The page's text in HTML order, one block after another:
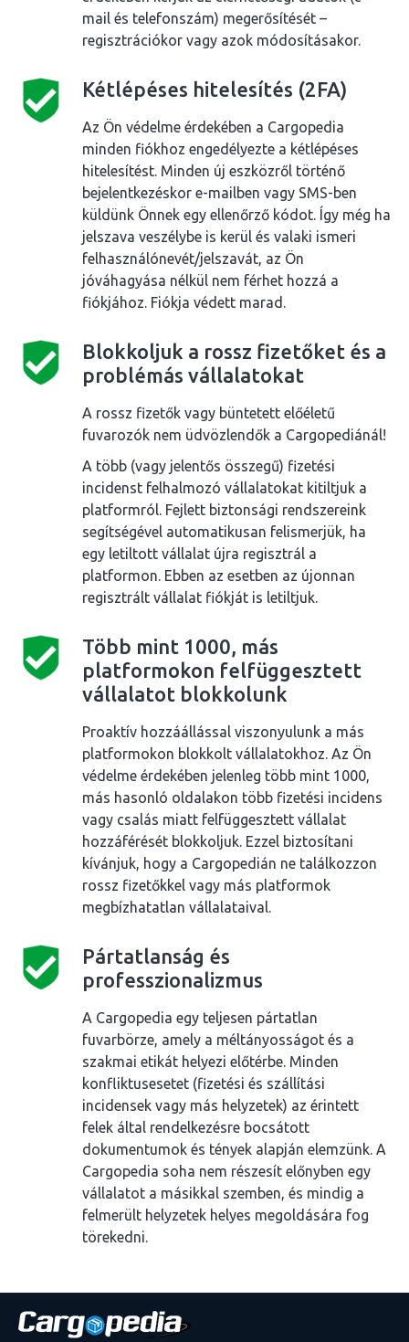
mail és telefonszám) megerősítését –
regisztrációkor vagy azok módosításakor.
Kétlépéses hitelesítés (2FA)
Az Ön védelme érdekében a Cargopedia
minden fiókhoz engedélyezte a kétlépéses
hitelesítést. Minden új eszközről történő
bejelentkezéskor e-mailben vagy SMS-ben
küldünk Önnek egy ellenőrző kódot. Így még ha
jelszava veszélybe is kerül és valaki ismeri
felhasználónevét/jelszavát, az Ön
jóváhagyása nélkül nem férhet hozzá a
fiókjához. Fiókja védett marad.
Blokkoljuk a rossz fizetőket és a
problémás vállalatokat
A rossz fizetők vagy büntetett előéletű
fuvarozók nem üdvözlendők a Cargopediánál!
A több (vagy jelentős összegű) fizetési
incidenst felhalmozó vállalatokat kitiltjuk a
platformról. Fejlett biztonsági rendszereink
segítségével automatikusan felismerjük, ha
egy letiltott vállalat újra regisztrál a
platformon. Ebben az esetben az újonnan
regisztrált vállalat fiókját is letiltjuk.
Több mint 1000, más
platformokon felfüggesztett
vállalatot blokkolunk
Proaktív hozzáállással viszonyulunk a más
platformokon blokkolt vállalatokhoz. Az Ön
védelme érdekében jelenleg több mint 1000,
más hasonló oldalakon több fizetési incidens
vagy csalás miatt felfüggesztett vállalat
hozzáférését blokkoljuk. Ezzel biztosítani
kívánjuk, hogy a Cargopedián ne találkozzon
rossz fizetőkkel vagy más platformok
megbízhatatlan vállalataival.
Pártatlanság és
professzionalizmus
A Cargopedia egy teljesen pártatlan
fuvarbörze, amely a méltányosságot és a
szakmai etikát helyezi előtérbe. Minden
konfliktusesetet (fizetési és szállítási
incidensek vagy más helyzetek) az érintett
felek által rendelkezésre bocsátott
dokumentumok és tények alapján elemzünk. A
Cargopedia soha nem részesít előnyben egy
vállalatot a másikkal szemben, és mindig a
felmerült helyzetek helyes megoldására fog
törekedni.